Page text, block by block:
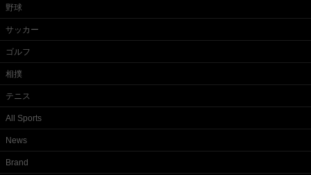
野球
サッカー
ゴルフ
相撲
テニス
All Sports
News
Brand